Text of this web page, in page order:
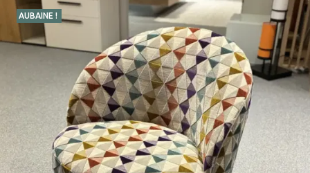
AUBAINE !